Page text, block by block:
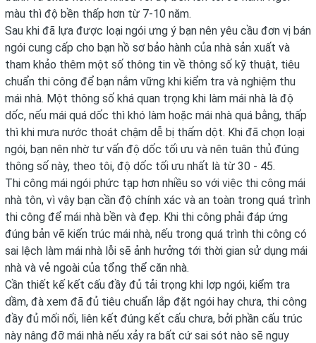
màu thì độ bền thấp hơn từ 7-10 năm.
Sau khi đã lựa được loại ngói ưng ý bạn nên yêu cầu đơn vị bán
ngói cung cấp cho bạn hồ sơ bảo hành của nhà sản xuất và
tham khảo thêm một số thông tin về thông số kỹ thuật, tiêu
chuẩn thi công để bạn nắm vững khi kiểm tra và nghiệm thu
mái nhà. Một thông số khá quan trọng khi làm mái nhà là độ
dốc, nếu mái quá dốc thì khó làm hoặc mái nhà quá bằng, thấp
thì khi mưa nước thoát chậm dễ bị thấm dột. Khi đã chọn loại
ngói, bạn nên nhờ tư vấn độ dốc tối ưu và nên tuân thủ đúng
thông số này, theo tôi, độ dốc tối ưu nhất là từ 30 - 45.
Thi công mái ngói phức tạp hơn nhiều so với việc thi công mái
nhà tôn, vì vậy bạn cần độ chính xác và an toàn trong quá trình
thi công để mái nhà bền và đẹp. Khi thi công phải đáp ứng
đúng bản vẽ kiến trúc mái nhà, nếu trong quá trình thi công có
sai lệch làm mái nhà lỗi sẽ ảnh hưởng tới thời gian sử dụng mái
nhà và vẻ ngoài của tổng thể căn nhà.
Cần thiết kế kết cấu đầy đủ tải trọng khi lợp ngói, kiểm tra
dầm, đà xem đã đủ tiêu chuẩn lắp đặt ngói hay chưa, thi công
đầy đủ mối nối, liên kết đúng kết cấu chưa, bởi phần cấu trúc
này nâng đỡ mái nhà nếu xảy ra bất cứ sai sót nào sẽ nguy